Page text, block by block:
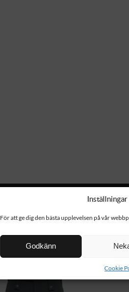
För att ge dig den bästa upplevelsen på vår
Godkänn
Cookie